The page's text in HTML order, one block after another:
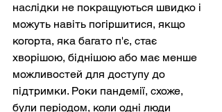
наслідки не покращуються швидко і
можуть навіть погіршитися, якщо
когорта, яка багато п'є, стає
хворішою, біднішою або має менше
можливостей для доступу до
підтримки. Роки пандемії, схоже,
були періодом, коли одні люди